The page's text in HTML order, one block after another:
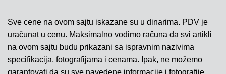
Sve cene na ovom sajtu iskazane su u dinarima. PDV je
uračunat u cenu. Maksimalno vodimo računa da svi artikli
na ovom sajtu budu prikazani sa ispravnim nazivima
specifikacija, fotografijama i cenama. Ipak, ne možemo
garantovati da su sve navedene informacije i fotografije